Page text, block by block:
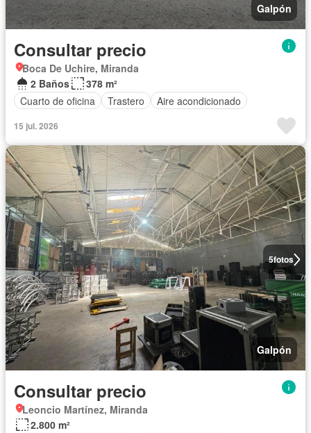
Galpón
Consultar precio
Boca De Uchire, Miranda
2 Baños
378 m²
Cuarto de oficina
Trastero Aire acondicionado
15 jul. 2026
5fotos
Galpón
Consultar precio
Leoncio Martínez, Miranda
2.800 m²